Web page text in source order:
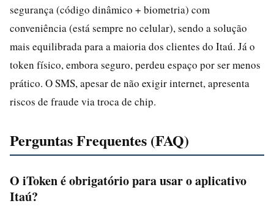
segurança (código dinâmico + biometria) com
conveniência (está sempre no celular), sendo a solução
mais equilibrada para a maioria dos clientes do Itaú. Já o
token físico, embora seguro, perdeu espaço por ser menos
prático. O SMS, apesar de não exigir internet, apresenta
riscos de fraude via troca de chip.
Perguntas Frequentes (FAQ)
O iToken é obrigatório para usar o aplicativo
Itaú?